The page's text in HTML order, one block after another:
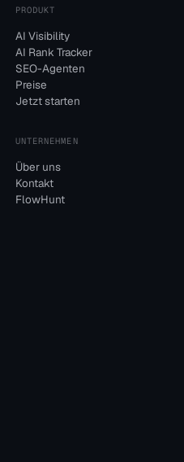
PRODUKT
AI Visibility
AI Rank Tracker
SEO-Agenten
Preise
Jetzt starten
UNTERNEHMEN
Über uns
Kontakt
FlowHunt